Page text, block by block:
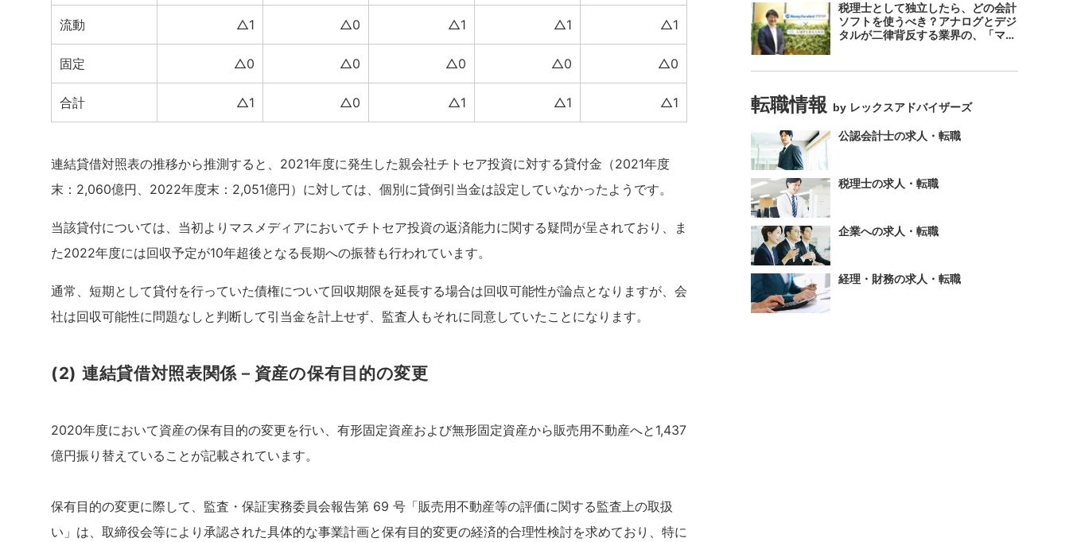
流動 △1 △0 △1 △1 △1
固定 △0 △0 △0 △0 △0
合計 △1 △0 △1 △1 △1
連結貸借対照表の推移から推測すると、2021年度に発生した親会社チトセア投資に対する貸付金（2021年度
末：2,060億円、2022年度末：2,051億円）に対しては、個別に貸倒引当金は設定していなかったようです。
当該貸付については、当初よりマスメディアにおいてチトセア投資の返済能力に関する疑問が呈されており、ま
た2022年度には回収予定が10年超後となる長期への振替も行われています。
通常、短期として貸付を行っていた債権について回収期限を延長する場合は回収可能性が論点となりますが、会
社は回収可能性に問題なしと判断して引当金を計上せず、監査人もそれに同意していたことになります。
(2) 連結貸借対照表関係－資産の保有目的の変更
2020年度において資産の保有目的の変更を行い、有形固定資産および無形固定資産から販売用不動産へと1,437
億円振り替えていることが記載されています。
保有目的の変更に際して、監査・保証実務委員会報告第 69 号「販売用不動産等の評価に関する監査上の取扱
い」は、取締役会等により承認された具体的な事業計画と保有目的変更の経済的合理性検討を求めており、特に
税理士として独立したら、どの会計
ソフトを使うべき？アナログとデジ
タルが二律背反する業界の、「マネ
転職情報 by レックスアドバイザーズ
公認会計士の求人・転職
税理士の求人・転職
企業への求人・転職
経理・財務の求人・転職